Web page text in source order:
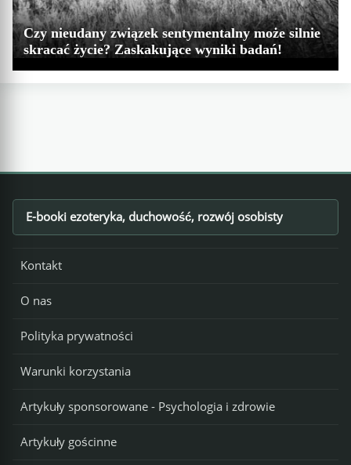
Czy nieudany związek sentymentalny może silnie
skracać życie? Zaskakujące wyniki badań!
Footer
E-booki ezoteryka, duchowość, rozwój osobisty
Kontakt
O nas
Polityka prywatności
Warunki korzystania
Artykuły sponsorowane - Psychologia i zdrowie
Artykuły gościnne